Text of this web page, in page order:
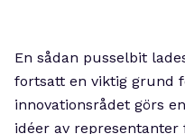
En sådan pusselbit
fortsatt en viktig grund
innovationsrådet görs
idéer av